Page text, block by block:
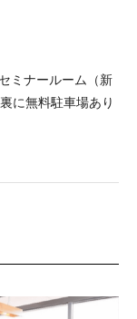
ミナールーム（新
に無料駐車場あり